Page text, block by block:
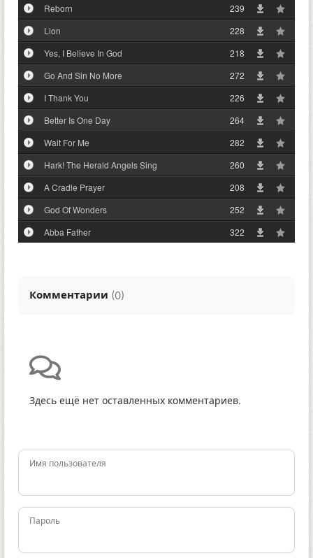
Reborn
239
Lion
228
Yes, I Believe In God
218
Go And Sin No More
272
I Thank You
226
Better Is One Day
264
Wait For Me
282
Hark! The Herald Angels Sing
260
A Cradle Prayer
208
God Of Wonders
252
Abba Father
322
Комментарии (0)
Здесь ещё нет оставленных комментариев.
Имя пользователя
Пароль